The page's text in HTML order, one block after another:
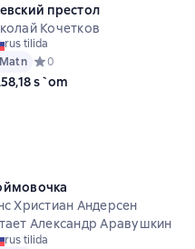
престол
Кочетков
rus tilida
Matn Средний рейтинг 0 на основе
0
s`om
Христиан Андерсен
Александр Аравушкин
rus tilida